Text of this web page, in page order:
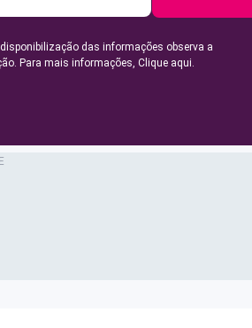
das informações observa a
Para mais informações, Clique aqui.